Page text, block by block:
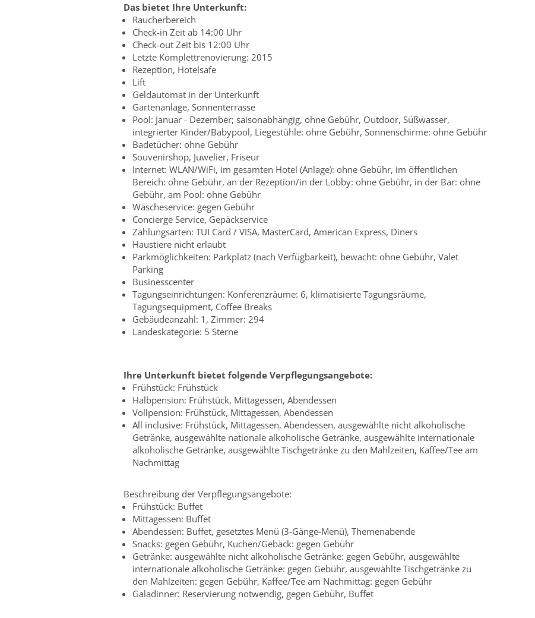
Das bietet Ihre Unterkunft:
Raucherbereich
Check-in Zeit ab 14:00 Uhr
Check-out Zeit bis 12:00 Uhr
Letzte Komplettrenovierung: 2015
Rezeption, Hotelsafe
Lift
Geldautomat in der Unterkunft
Gartenanlage, Sonnenterrasse
Pool: Januar - Dezember; saisonabhängig, ohne Gebühr, Outdoor, Süßwasser,
integrierter Kinder/Babypool, Liegestühle: ohne Gebühr, Sonnenschirme: ohne Gebühr
Badetücher: ohne Gebühr
Souvenirshop, Juwelier, Friseur
Internet: WLAN/WiFi, im gesamten Hotel (Anlage): ohne Gebühr, im öffentlichen
Bereich: ohne Gebühr, an der Rezeption/in der Lobby: ohne Gebühr, in der Bar: ohne
Gebühr, am Pool: ohne Gebühr
Wäscheservice: gegen Gebühr
Concierge Service, Gepäckservice
Zahlungsarten: TUI Card / VISA, MasterCard, American Express, Diners
Haustiere nicht erlaubt
Parkmöglichkeiten: Parkplatz (nach Verfügbarkeit), bewacht: ohne Gebühr, Valet
Parking
Businesscenter
Tagungseinrichtungen: Konferenzräume: 6, klimatisierte Tagungsräume,
Tagungsequipment, Coffee Breaks
Gebäudeanzahl: 1, Zimmer: 294
Landeskategorie: 5 Sterne
Ihre Unterkunft bietet folgende Verpflegungsangebote:
Frühstück: Frühstück
Halbpension: Frühstück, Mittagessen, Abendessen
Vollpension: Frühstück, Mittagessen, Abendessen
All inclusive: Frühstück, Mittagessen, Abendessen, ausgewählte nicht alkoholische
Getränke, ausgewählte nationale alkoholische Getränke, ausgewählte internationale
alkoholische Getränke, ausgewählte Tischgetränke zu den Mahlzeiten, Kaffee/Tee am
Nachmittag
Beschreibung der Verpflegungsangebote:
Frühstück: Buffet
Mittagessen: Buffet
Abendessen: Buffet, gesetztes Menü (3-Gänge-Menü), Themenabende
Snacks: gegen Gebühr, Kuchen/Gebäck: gegen Gebühr
Getränke: ausgewählte nicht alkoholische Getränke: gegen Gebühr, ausgewählte
internationale alkoholische Getränke: gegen Gebühr, ausgewählte Tischgetränke zu
den Mahlzeiten: gegen Gebühr, Kaffee/Tee am Nachmittag: gegen Gebühr
Galadinner: Reservierung notwendig, gegen Gebühr, Buffet